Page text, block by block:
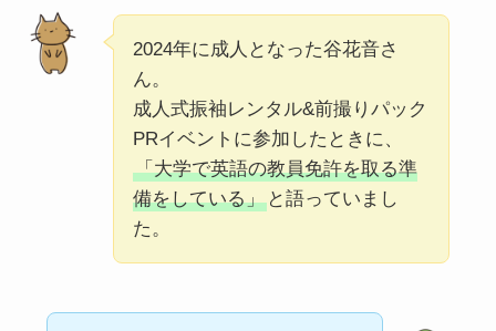
2024年に成人となった谷花音さ
ん。
成人式振袖レンタル&前撮りパック
PRイベントに参加したときに、
「大学で英語の教員免許を取る準
備をしている」と語っていまし
た。